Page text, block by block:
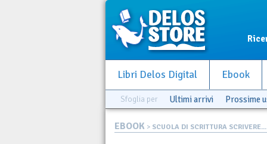
Libri Delos Digital Ebook
Sfoglia per Ultimi arrivi Prossime
EBOOK > SCUOLA DI SCRITTURA SCRIVERE...